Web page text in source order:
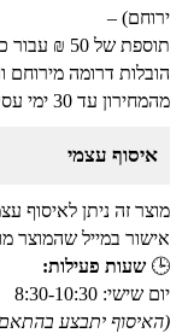
ירוחם) –
תוספת של 50 ₪ עבור כל מוצר, ישולם במזומן ישירות למוביל
מהמחירון עד 30 ימי עסקים.
איסוף עצמי
מוצר זה ניתן לאיסוף
אישור במייל שהמוצר
🕒 שעות פעילות:
יום שישי: 8:30-10:30
(האיסוף יתבצע